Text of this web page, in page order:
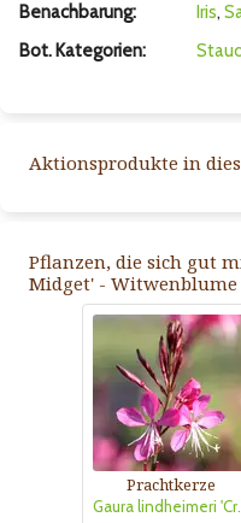
Benachbarung:
Iris,
Bot. Kategorien:
Aktionsprodukte in
Pflanzen, die sich gut
Midget' -
Prachtkerze
Gaura